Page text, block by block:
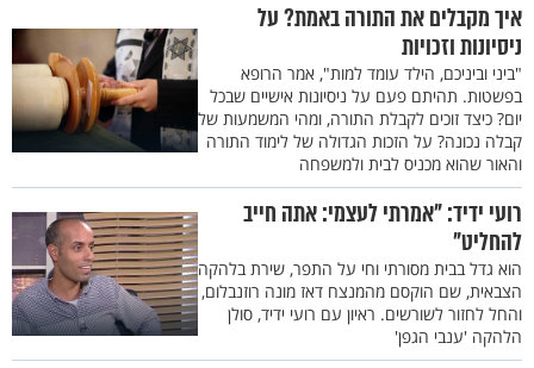
איך מקבלים את התורה באמת? על
ניסיונות וזכויות
"ביני וביניכם, הילד עומד למות", אמר הרופא
בפשטות. תהיתם פעם על ניסיונות אישיים שבכל
יום? כיצד זוכים לקבלת התורה, ומהי המשמעות של
קבלה נכונה? על הזכות הגדולה של לימוד התורה
והאור שהוא מכניס לבית ולמשפחה
רועי ידיד: "אמרתי לעצמי: אתה חייב
להחליט"
הוא גדל בבית מסורתי וחי על התפר, שירת בלהקה
הצבאית, שם הוקסם מהמנצח דאז מונה רוזנבלום,
והחל לחזור לשורשים. ראיון עם רועי ידיד, סולן
הלהקה 'ענבי הגפן'